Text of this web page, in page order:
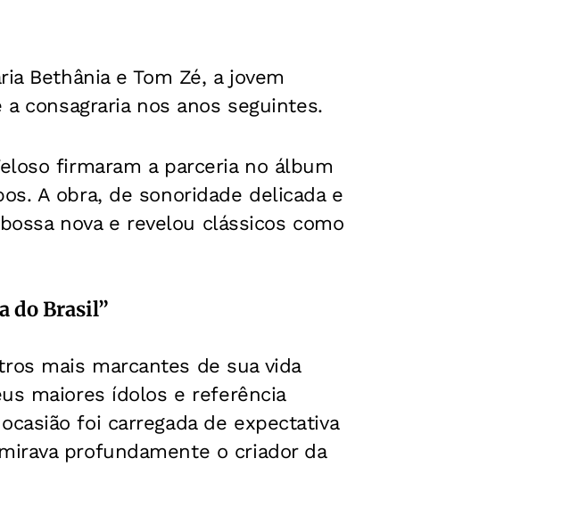
Bethânia e Tom Zé, a jovem
consagraria nos anos seguintes.
firmaram a parceria no álbum
A obra, de sonoridade delicada e
nova e revelou clássicos como
do Brasil”
mais marcantes de sua vida
maiores ídolos e referência
foi carregada de expectativa
profundamente o criador da